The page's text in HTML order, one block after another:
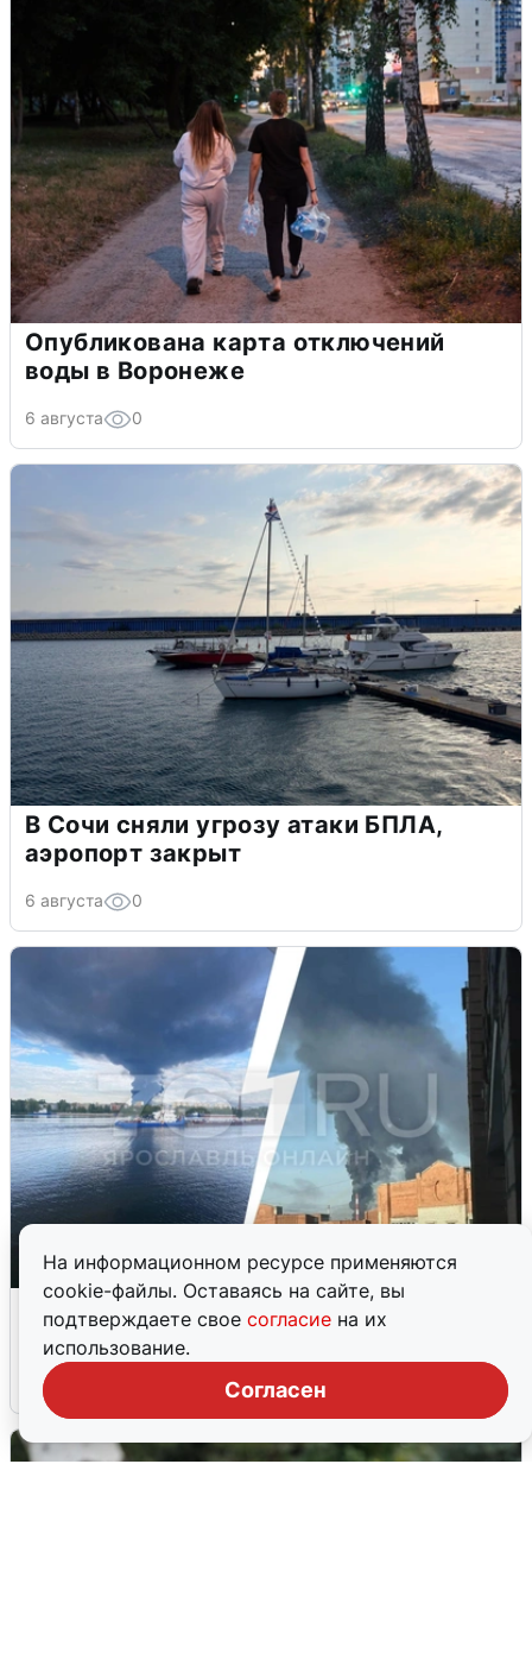
На информационном ресурсе применяются
cookie-файлы. Оставаясь на сайте, вы
подтверждаете свое согласие на их
использование.
Согласен
Опубликована карта отключений
воды в Воронеже
6 августа 0
В Сочи сняли угрозу атаки БПЛА,
аэропорт закрыт
6 августа 0
Ночная атака БПЛА на Ярославль:
попадания и последствия
6 августа